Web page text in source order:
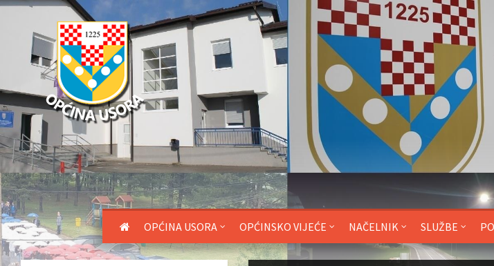
OPĆINA USORA OPĆINSKO VIJEĆE NAČELNIK SLUŽBE